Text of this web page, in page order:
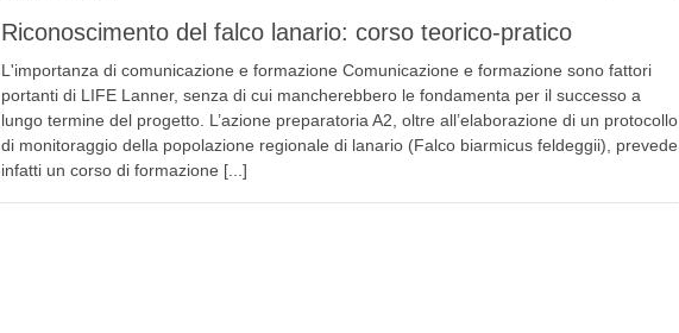
Riconoscimento del falco lanario: corso teorico-pratico
L'importanza di comunicazione e formazione Comunicazione e formazione sono fattori
portanti di LIFE Lanner, senza di cui mancherebbero le fondamenta per il successo a
lungo termine del progetto. L’azione preparatoria A2, oltre all’elaborazione di un protocollo
di monitoraggio della popolazione regionale di lanario (Falco biarmicus feldeggii), prevede
infatti un corso di formazione [...]